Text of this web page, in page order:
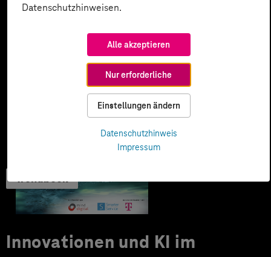
Datenschutzhinweisen.
Alle akzeptieren
Nur erforderliche
Einstellungen ändern
Datenschutzhinweis
Impressum
Trendbook
Innovationen und KI im